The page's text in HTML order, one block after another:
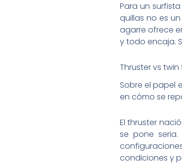
Para un
quillas no es
agarre ofrece
y todo encaja.
Thruster vs
Sobre el papel
en cómo se
El thruster
se pone
condiciones y